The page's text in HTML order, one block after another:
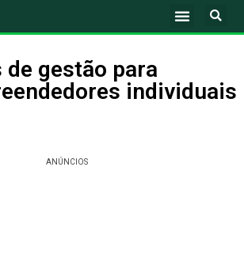
gestão para
individuais
ANÚNCIOS